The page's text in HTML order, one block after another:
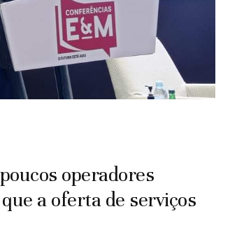
operadores
a oferta de serviços